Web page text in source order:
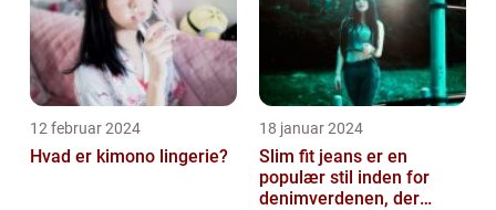
12 februar 2024
Hvad er kimono lingerie?
18 januar 2024
Slim fit jeans er en
populær stil inden for
denimverdenen, der